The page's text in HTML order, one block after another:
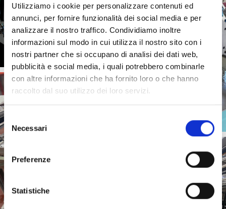
Utilizziamo i cookie per personalizzare contenuti ed
annunci, per fornire funzionalità dei social media e per
analizzare il nostro traffico. Condividiamo inoltre
informazioni sul modo in cui utilizza il nostro sito con i
nostri partner che si occupano di analisi dei dati web,
pubblicità e social media, i quali potrebbero combinarle
con altre informazioni che ha fornito loro o che hanno
raccolto dal suo utilizzo dei loro servizi.
S
e
l
e
z
o
n
Necessari
Preferenze
Statistiche